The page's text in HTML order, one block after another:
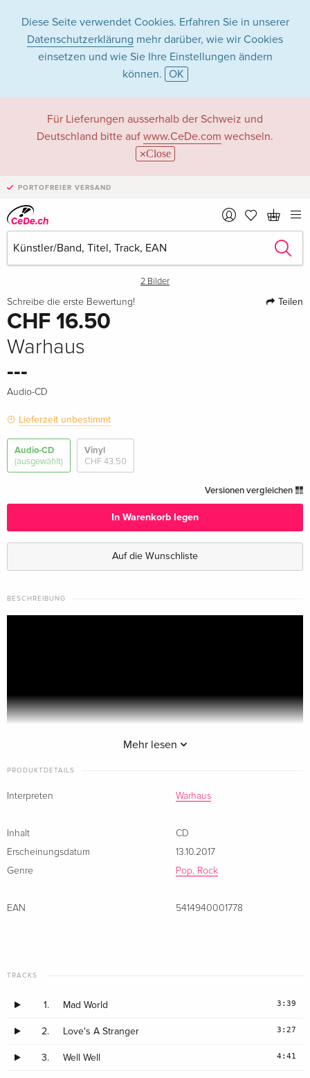
Diese Seite verwendet Cookies. Erfahren Sie in unserer
Datenschutzerklärung mehr darüber, wie wir Cookies
einsetzen und wie Sie Ihre Einstellungen ändern
können. OK
Für Lieferungen ausserhalb der Schweiz und
Deutschland bitte auf www.CeDe.com wechseln.
Close
PORTOFREIER VERSAND
2 Bilder
Schreibe die erste Bewertung! Teilen
CHF 16.50
Warhaus
---
Audio-CD
Lieferzeit unbestimmt
Audio-CD
(ausgewählt)
Vinyl
CHF 43.50
Versionen vergleichen
In Warenkorb legen
Auf die Wunschliste
BESCHREIBUNG
Mehr lesen
PRODUKTDETAILS
Interpreten Warhaus
Inhalt
CD
Erscheinungsdatum
13.10.2017
Genre
Pop, Rock
EAN 5414940001778
TRACKS
1. Mad World 3:39
2. Love's A Stranger 3:27
3. Well Well 4:41